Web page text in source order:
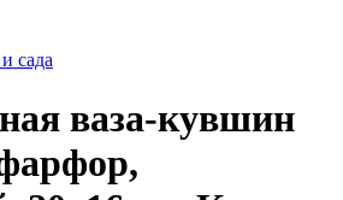
сада
ваза-кувшин